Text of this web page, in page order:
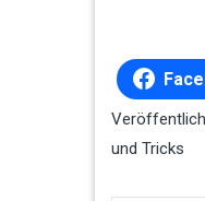
und Tricks